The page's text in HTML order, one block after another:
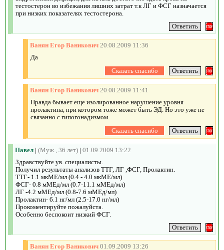
тестостерон во избежания лишних затрат т.к ЛГ и ФСГ назначается
при низких показателях тестостерона.
Ванян Егор Ваникович 20.08.2009 11:36
Да
Ванян Егор Ваникович 20.08.2009 11:41
Правда бывает еще изолированное нарушение уровня
пролактина, при котором тоже может быть ЭД. Но это уже не
связанно с гипогонадизмом.
Павел | (Муж., 36 лет) | 01.09.2009 13:22
Здравствуйте ув. специалисты.
Получил результаты анализов ТТГ, ЛГ ,ФСГ, Пролактин.
ТТГ- 1.1 мкМЕ/мл (0.4 - 4.0 мкМЕ/мл)
ФСГ- 0.8 мМЕд/мл (0.7-11.1 мМЕд/мл)
ЛГ -4.2 мМЕд/мл (0.8-7.6 мМЕд/мл)
Пролактин- 6.1 нг/мл (2.5-17.0 нг/мл)
Прокоментируйте пожалуйста.
Особенно беспокоит низкий ФСГ.
Ванян Егор Ваникович 01.09.2009 13:26